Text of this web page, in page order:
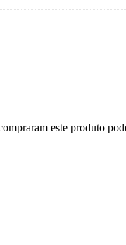
este produto